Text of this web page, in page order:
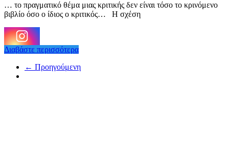
… το πραγματικό θέμα μιας κριτικής δεν είναι τόσο το κρινόμενο
βιβλίο όσο ο ίδιος ο κριτικός… Η σχέση
Διαβάστε περισσότερα
← Προηγούμενη